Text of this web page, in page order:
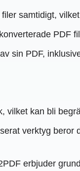
samtidigt,
PDF
sin PDF,
vilket kan bli
verktyg
erbjuder